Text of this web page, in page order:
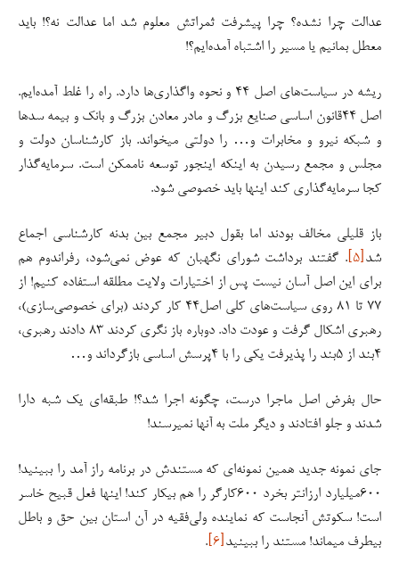
عدالت چرا نشده؟ چرا پیشرفت ثمراتش معلوم شد اما عدالت نه؟! باید
معطل بمانیم یا مسیر را اشتباه آمده‌ایم؟!
ریشه در سیاست‌های اصل ۴۴ و نحوه واگذاری‌ها دارد. راه را غلط آمده‌ایم.
اصل ۴۴قانون اساسی صنایع بزرگ و مادر معادن بزرگ و بانک و بیمه سدها
و شبکه نیرو و مخابرات و… را دولتی میخواند. باز کارشناسان دولت و
مجلس و مجمع رسیدن به اینکه اینجور توسعه ناممکن است. سرمایه‌گذار
کجا سرمایه‌گذاری کند اینها باید خصوصی شود.
باز قلیلی مخالف بودند اما بقول دبیر مجمع بین بدنه کارشناسی اجماع
شد[۵]
. گفتند برداشت شورای نگهبان که عوض نمی‌شود، رفراندوم هم
برای این اصل آسان نیست پس از اختیارات ولایت مطلقه استفاده کنیم! از
۷۷ تا ۸۱ روی سیاست‌های کلی اصل۴۴ کار کردند (برای خصوصی‌سازی)،
رهبری اشکال گرفت و عودت داد. دوباره باز نگری کردند ۸۳ دادند رهبری،
۴بند از ۵بند را پذیرفت یکی را با ۴پرسش اساسی بازگرداند و…
حال بفرض اصل ماجرا درست، چگونه اجرا شد؟! طبقه‌ای یک شبه دارا
شدند و جلو افتادند و دیگر ملت به آنها نمیرسند!
جای نمونه جدید همین نمونه‌ای که مستندش در برنامه راز آمد را ببینید!
۶۰۰میلیارد ارزانتر بخرد ۶۰۰کارگر را هم بیکار کند! اینها فعل قبیح خاسر
است! سکوتش آنجاست که نماینده ولی‌فقیه در آن استان بین حق و باطل
بیطرف میماند! مستند را ببینید[۶] .